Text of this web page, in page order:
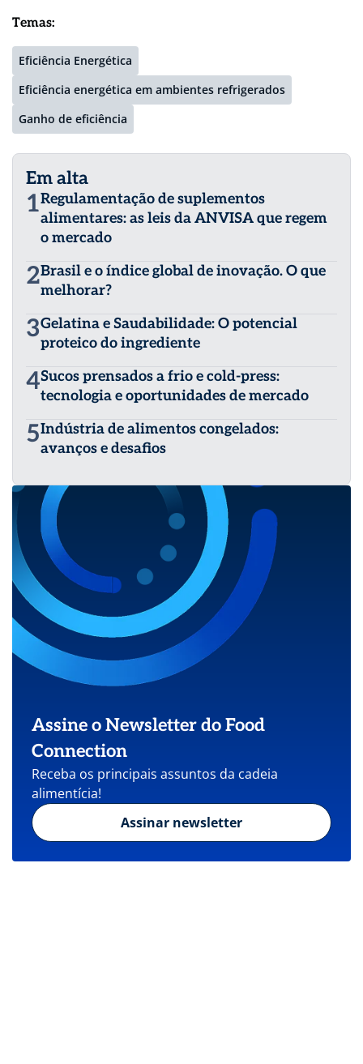
Temas:
Eficiência Energética
Eficiência energética em ambientes refrigerados
Ganho de eficiência
Em alta
1Regulamentação de suplementos
alimentares: as leis da ANVISA que regem
o mercado
2Brasil e o índice global de inovação. O que
melhorar?
3Gelatina e Saudabilidade: O potencial
proteico do ingrediente
4Sucos prensados a frio e cold-press:
tecnologia e oportunidades de mercado
5Indústria de alimentos congelados:
avanços e desafios
Assine o Newsletter do Food
Connection
Receba os principais assuntos da cadeia
alimentícia!
Assinar newsletter